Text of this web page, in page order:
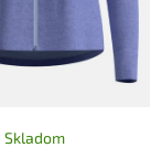
Skladom